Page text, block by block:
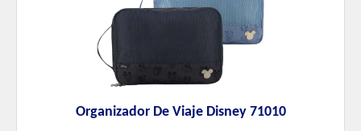
Organizador De Viaje Disney 71010